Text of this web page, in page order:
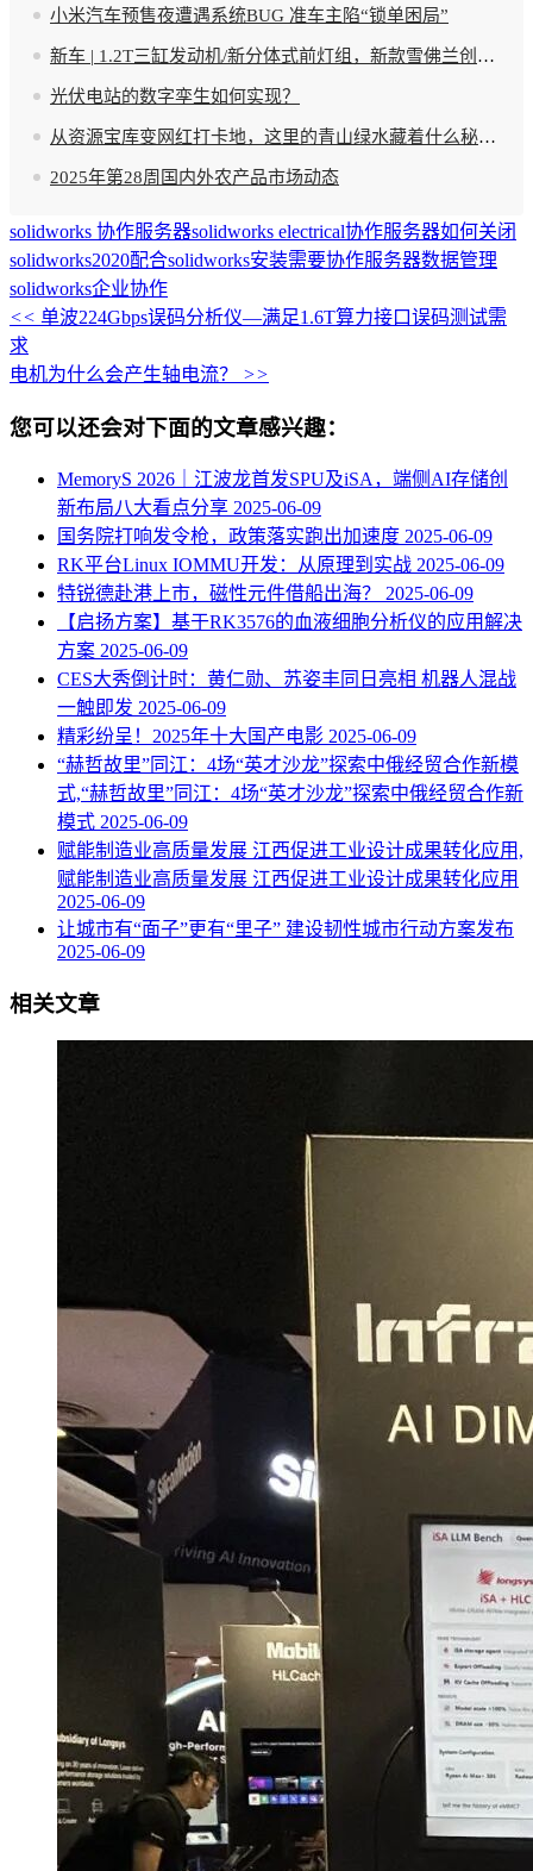
小米汽车预售夜遭遇系统BUG 准车主陷“锁单困局”
新车 | 1.2T三缸发动机/新分体式前灯组，新款雪佛兰创酷官图发布
光伏电站的数字孪生如何实现？
从资源宝库变网红打卡地，这里的青山绿水藏着什么秘密？
2025年第28周国内外农产品市场动态
solidworks 协作服务器solidworks electrical协作服务器如何关闭
solidworks2020配合solidworks安装需要协作服务器数据管理
solidworks企业协作
<< 单波224Gbps误码分析仪—满足1.6T算力接口误码测试需
求
电机为什么会产生轴电流？ >>
您可以还会对下面的文章感兴趣：
MemoryS 2026｜江波龙首发SPU及iSA，端侧AI存储创
新布局八大看点分享 2025-06-09
国务院打响发令枪，政策落实跑出加速度 2025-06-09
RK平台Linux IOMMU开发：从原理到实战 2025-06-09
特锐德赴港上市，磁性元件借船出海？ 2025-06-09
【启扬方案】基于RK3576的血液细胞分析仪的应用解决
方案 2025-06-09
CES大秀倒计时：黄仁勋、苏姿丰同日亮相 机器人混战
一触即发 2025-06-09
精彩纷呈！2025年十大国产电影 2025-06-09
“赫哲故里”同江：4场“英才沙龙”探索中俄经贸合作新模
式,“赫哲故里”同江：4场“英才沙龙”探索中俄经贸合作新
模式 2025-06-09
赋能制造业高质量发展 江西促进工业设计成果转化应用,
赋能制造业高质量发展 江西促进工业设计成果转化应用
2025-06-09
让城市有“面子”更有“里子” 建设韧性城市行动方案发布
2025-06-09
相关文章